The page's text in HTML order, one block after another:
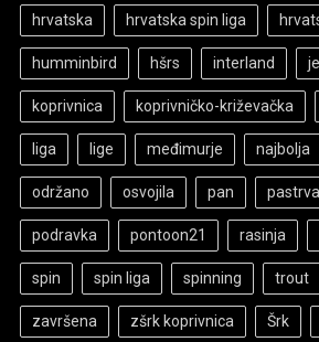
hrvatska hrvatska spin liga
humminbird hšrs interland
koprivnica koprivničko-križevačka
liga lige međimurje najbolja
održano osvojila pan pastrva
podravka pontoon21 rasinja
spin spin liga spinning trout
završena zšrk koprivnica Šrk